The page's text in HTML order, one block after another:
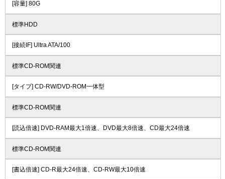
[容量] 80G
標準HDD
[接続IF] Ultra ATA/100
標準CD-ROM関連
[タイプ] CD-RW/DVD-ROM一体型
標準CD-ROM関連
[読込倍速] DVD-RAM最大1倍速、DVD最大8倍速、CD最大24倍速
標準CD-ROM関連
[書込倍速] CD-R最大24倍速、CD-RW最大10倍速